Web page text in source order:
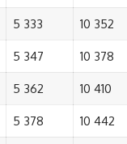
5 333 10 352
5 347 10 378
5 362 10 410
5 378 10 442